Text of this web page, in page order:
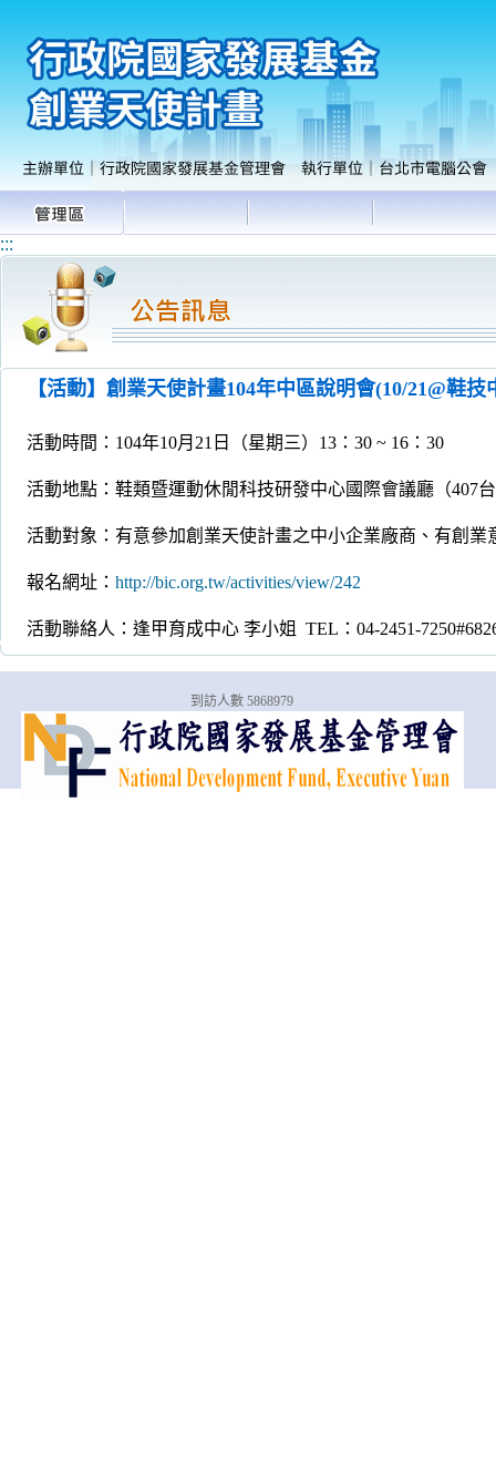
:::
【活動】創業天使計畫104年中區說明會(10/21@鞋技
活動時間：104年10月21日（星期三）13：30 ~ 16：30
活動地點：鞋類暨運動休閒科技研發中心國際會議廳（407
活動對象：有意參加創業天使計畫之中小企業廠商、有創業
報名網址： http://bic.org.tw/activities/view/242
活動聯絡人：逢甲育成中心 李小姐 TEL：04-2451-
到訪人數 5868979